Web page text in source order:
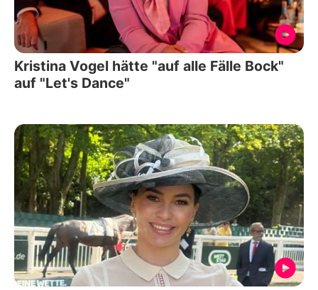
Kristina Vogel hätte "auf alle Fälle Bock"
auf "Let's Dance"